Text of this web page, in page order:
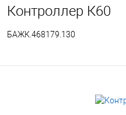
Контроллер К60
БАЖК.468179.130